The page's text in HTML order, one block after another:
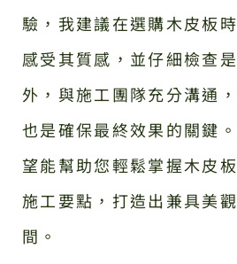
驗，我建議在選購木皮板
感受其質感，並仔細檢查
外，與施工團隊充分溝通
也是確保最終效果的關鍵
望能幫助您輕鬆掌握木皮
施工要點，打造出兼具美
間。